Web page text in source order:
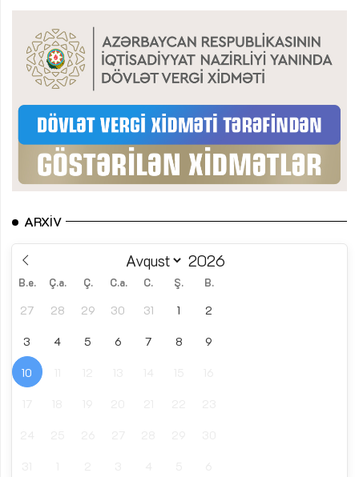
ARXIV
B.e. Ç.a. Ç. C.a. C. Ş. B.
27 28 29 30 31 1 2
3 4 5 6 7 8 9
10